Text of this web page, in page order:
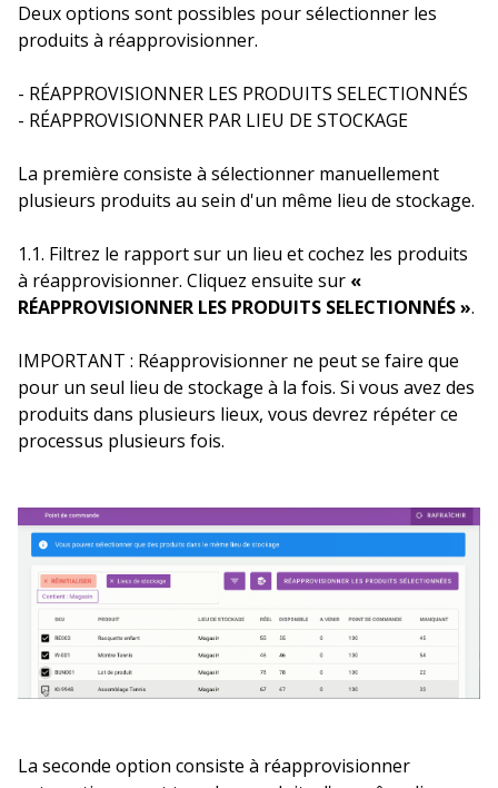
Deux options sont possibles pour sélectionner les
produits à réapprovisionner.
- RÉAPPROVISIONNER LES PRODUITS SELECTIONNÉS
- RÉAPPROVISIONNER PAR LIEU DE STOCKAGE
La première consiste à sélectionner manuellement
plusieurs produits au sein d'un même lieu de stockage.
1.1. Filtrez le rapport sur un lieu et cochez les produits
à réapprovisionner. Cliquez ensuite sur «
RÉAPPROVISIONNER LES PRODUITS SELECTIONNÉS ».
IMPORTANT : Réapprovisionner ne peut se faire que
pour un seul lieu de stockage à la fois. Si vous avez des
produits dans plusieurs lieux, vous devrez répéter ce
processus plusieurs fois.
La seconde option consiste à réapprovisionner